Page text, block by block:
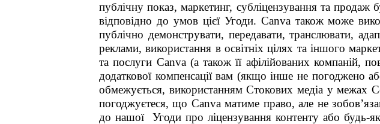
публічну показ, маркетинг, субліцензування та
відповідно до умов цієї Угоди. Canva також може
публічно демонструвати, передавати, транслювати,
реклами, використання в освітніх цілях та іншого
та послуги Canva (а також її афілійованих компаній,
додаткової компенсації вам (якщо інше не погоджено
обмежується, використанням Стокових медіа у межах
погоджуєтеся, що Canva матиме право, але не
до нашої Угоди про ліцензування контенту або будь-